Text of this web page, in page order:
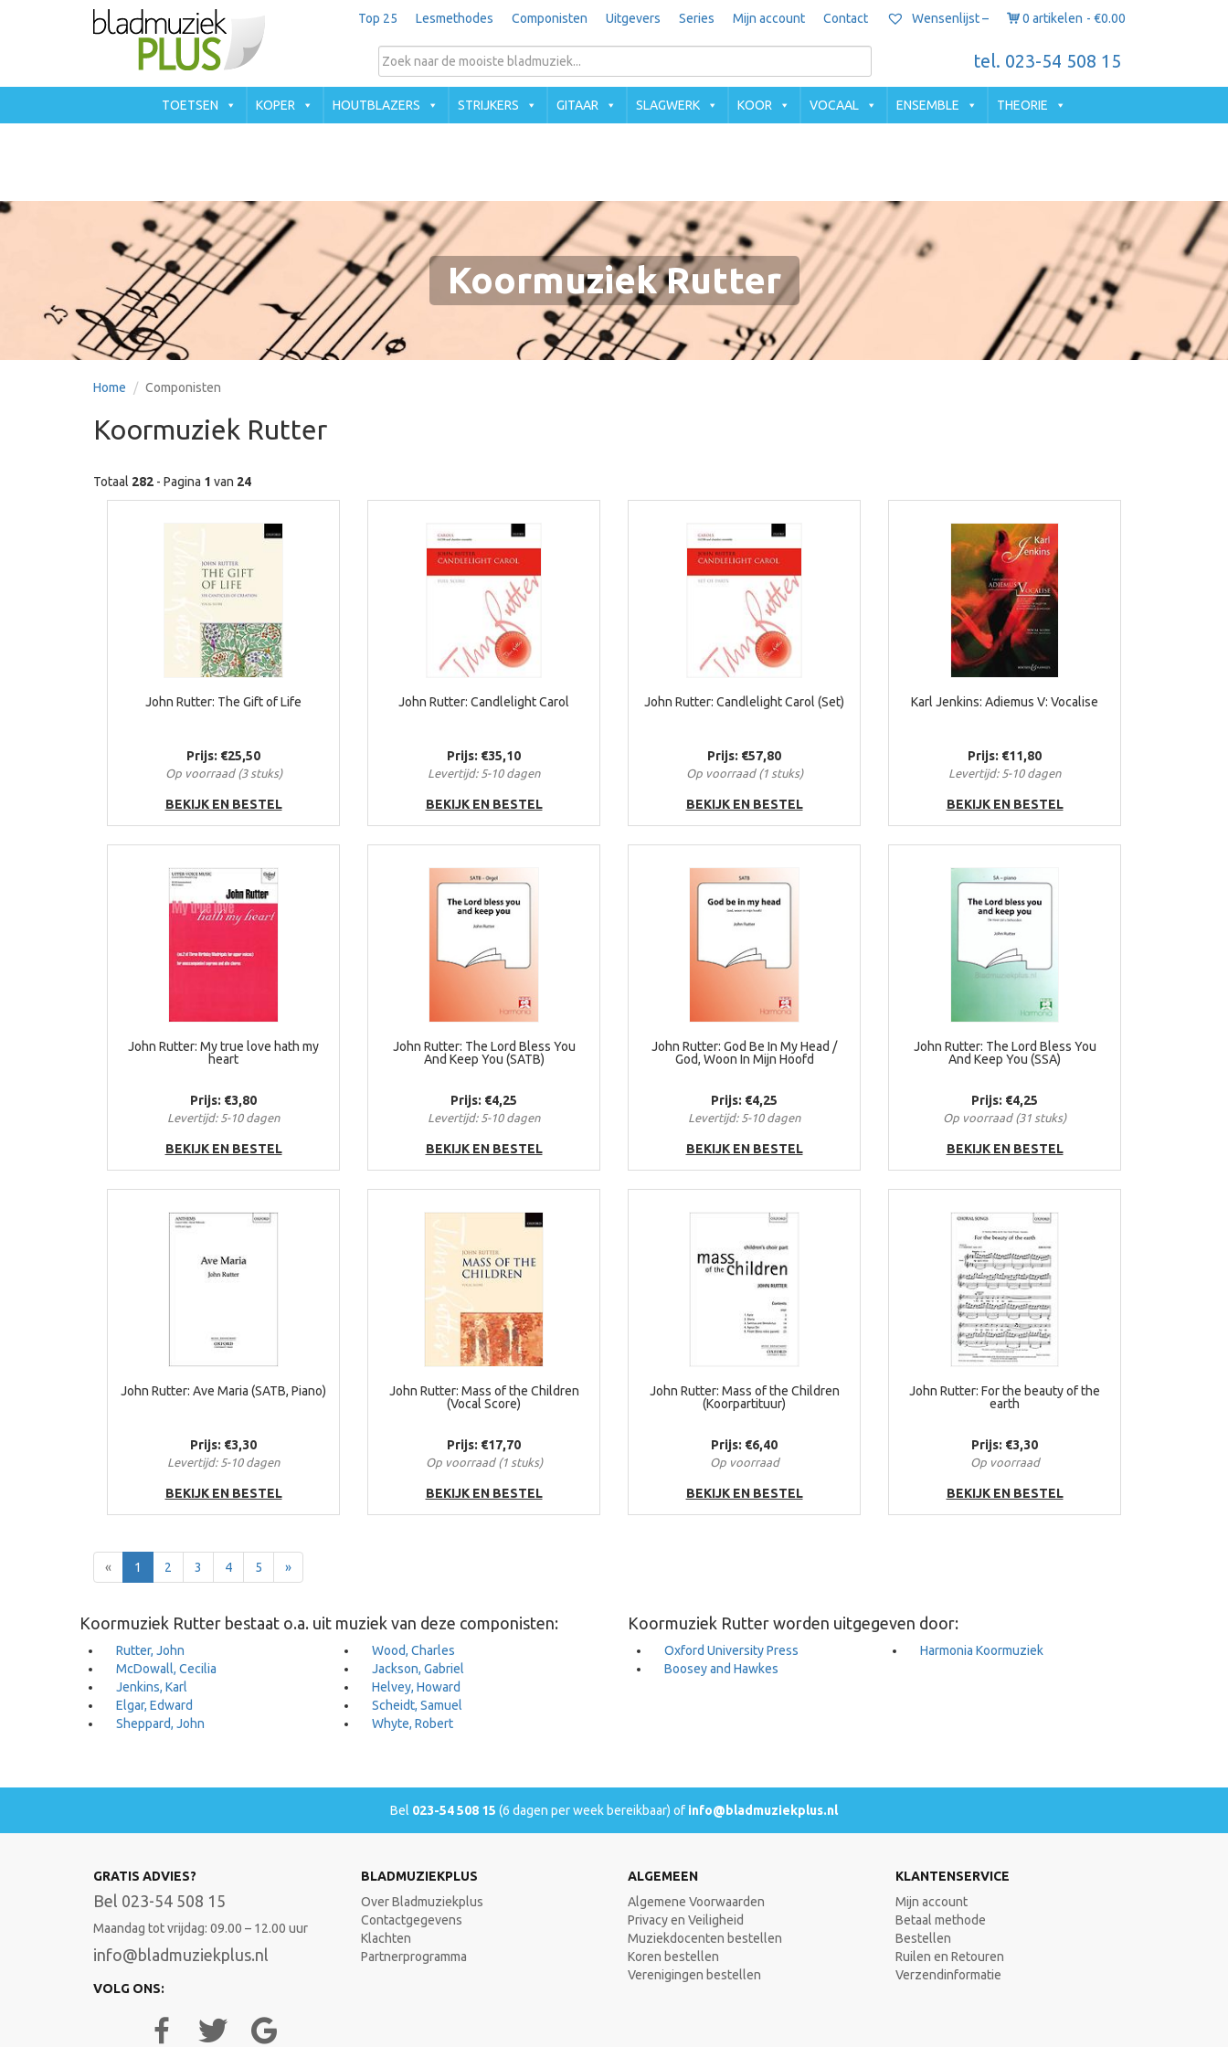
Top 25 Lesmethodes Componisten Uitgevers Series Mijn account Contact Wensenlijst – 0 artikelen €0.00
tel. 023-54 508 15
TOETSEN KOPER HOUTBLAZERS STRIJKERS GITAAR SLAGWERK KOOR VOCAAL ENSEMBLE THEORIE
Koormuziek Rutter
Home Componisten
Koormuziek Rutter
Totaal 282 - Pagina 1 van 24
John Rutter: The Gift of Life
Prijs: €25,50
Op voorraad (3 stuks)
BEKIJK EN BESTEL
John Rutter: Candlelight Carol
Prijs: €35,10
Levertijd: 5-10 dagen
BEKIJK EN BESTEL
John Rutter: Candlelight Carol (Set)
Prijs: €57,80
Op voorraad (1 stuks)
BEKIJK EN BESTEL
Karl Jenkins: Adiemus V: Vocalise
Prijs: €11,80
Levertijd: 5-10 dagen
BEKIJK EN BESTEL
John Rutter: My true love hath my
heart
Prijs: €3,80
Levertijd: 5-10 dagen
BEKIJK EN BESTEL
John Rutter: The Lord Bless You
And Keep You (SATB)
Prijs: €4,25
Levertijd: 5-10 dagen
BEKIJK EN BESTEL
John Rutter: God Be In My Head /
God, Woon In Mijn Hoofd
Prijs: €4,25
Levertijd: 5-10 dagen
BEKIJK EN BESTEL
John Rutter: The Lord Bless You
And Keep You (SSA)
Prijs: €4,25
Op voorraad (31 stuks)
BEKIJK EN BESTEL
John Rutter: Ave Maria (SATB, Piano)
Prijs: €3,30
Levertijd: 5-10 dagen
BEKIJK EN BESTEL
John Rutter: Mass of the Children
(Vocal Score)
Prijs: €17,70
Op voorraad (1 stuks)
BEKIJK EN BESTEL
John Rutter: Mass of the Children
(Koorpartituur)
Prijs: €6,40
Op voorraad
BEKIJK EN BESTEL
John Rutter: For the beauty of the
earth
Prijs: €3,30
Op voorraad
BEKIJK EN BESTEL
« Terug1 2 3 4 5 »Voor
Koormuziek Rutter bestaat o.a. uit muziek van deze componisten:
Rutter, John
Wood, Charles
McDowall, Cecilia
Jackson, Gabriel
Jenkins, Karl
Helvey, Howard
Elgar, Edward
Scheidt, Samuel
Sheppard, John
Whyte, Robert
Koormuziek Rutter worden uitgegeven door:
Oxford University Press
Harmonia Koormuziek
Boosey and Hawkes
Bel 023-54 508 15 (6 dagen per week bereikbaar) of info@bladmuziekplus.nl
GRATIS ADVIES?
Bel 023-54 508 15
Maandag tot vrijdag: 09.00 – 12.00 uur
info@bladmuziekplus.nl
VOLG ONS:
BLADMUZIEKPLUS
Over Bladmuziekplus
Contactgegevens
Klachten
Partnerprogramma
ALGEMEEN
Algemene Voorwaarden
Privacy en Veiligheid
Muziekdocenten bestellen
Koren bestellen
Verenigingen bestellen
KLANTENSERVICE
Mijn account
Betaal methode
Bestellen
Ruilen en Retouren
Verzendinformatie